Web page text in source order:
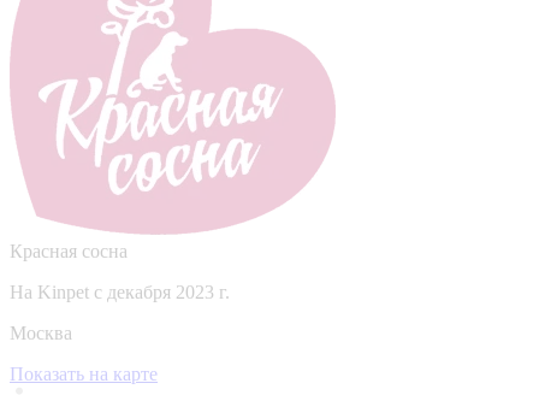
Красная сосна
На Kinpet c декабря 2023 г.
Москва
Показать на карте